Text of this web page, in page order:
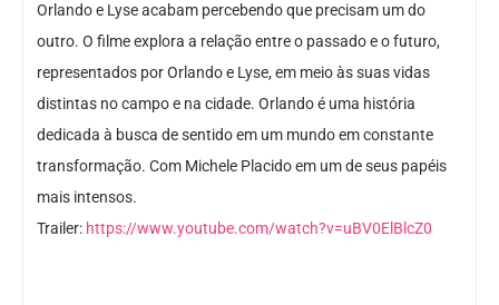
Orlando e Lyse acabam percebendo que precisam um do
outro. O filme explora a relação entre o passado e o futuro,
representados por Orlando e Lyse, em meio às suas vidas
distintas no campo e na cidade. Orlando é uma história
dedicada à busca de sentido em um mundo em constante
transformação. Com Michele Placido em um de seus papéis
mais intensos.
Trailer: https://www.youtube.com/watch?v=uBV0ElBlcZ0